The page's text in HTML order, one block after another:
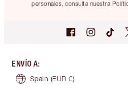
personales, consulta nuestra
ENVÍO A:
Spain (EUR €)